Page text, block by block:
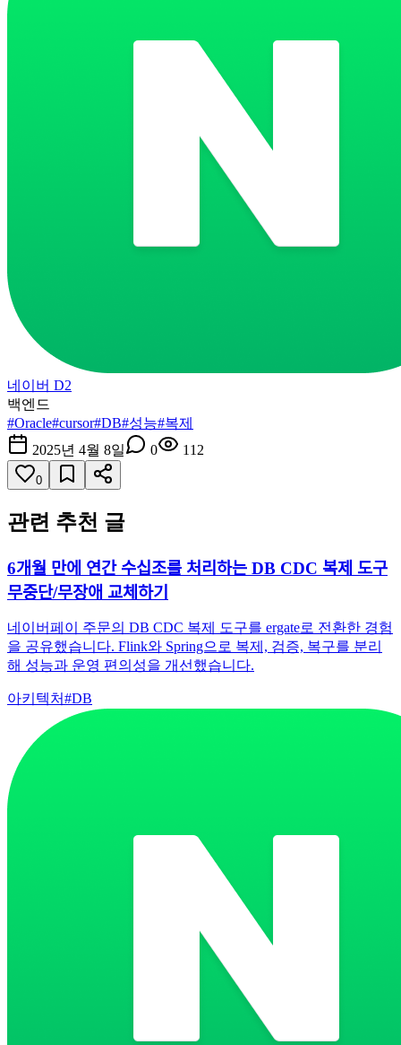
네이버 D2
백엔드
#Oracle#cursor#DB#성능#복제
2025년 4월 8일
0 112
0
관련 추천 글
6개월 만에 연간 수십조를 처리하는 DB CDC 복제 도구
무중단/무장애 교체하기
네이버페이 주문의 DB CDC 복제 도구를 ergate로 전환한 경험
을 공유했습니다. Flink와 Spring으로 복제, 검증, 복구를 분리
해 성능과 운영 편의성을 개선했습니다.
아키텍처#DB